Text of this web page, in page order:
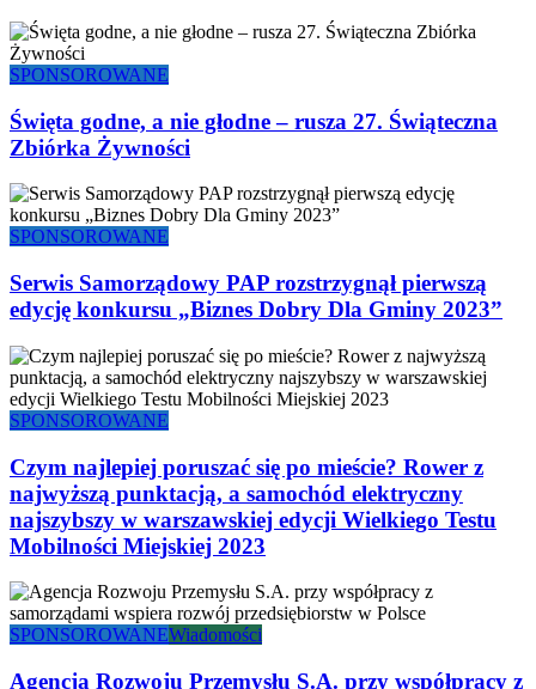
SPONSOROWANE
Święta godne, a nie głodne – rusza 27. Świąteczna
Zbiórka Żywności
SPONSOROWANE
Serwis Samorządowy PAP rozstrzygnął pierwszą
edycję konkursu „Biznes Dobry Dla Gminy 2023”
SPONSOROWANE
Czym najlepiej poruszać się po mieście? Rower z
najwyższą punktacją, a samochód elektryczny
najszybszy w warszawskiej edycji Wielkiego Testu
Mobilności Miejskiej 2023
SPONSOROWANEWiadomości
Agencja Rozwoju Przemysłu S.A. przy współpracy z